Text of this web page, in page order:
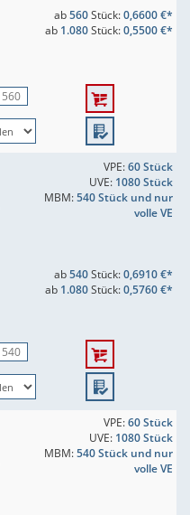
ab560Stück:0,6600 €*
ab 1.080Stück:0,5500 €*
VPE:60 Stück
UVE: 1080 Stück
MBM:540 Stück und nur
volle VE
ab540Stück:0,6910 €*
ab 1.080Stück:0,5760 €*
VPE:60 Stück
UVE: 1080 Stück
MBM:540 Stück und nur
volle VE